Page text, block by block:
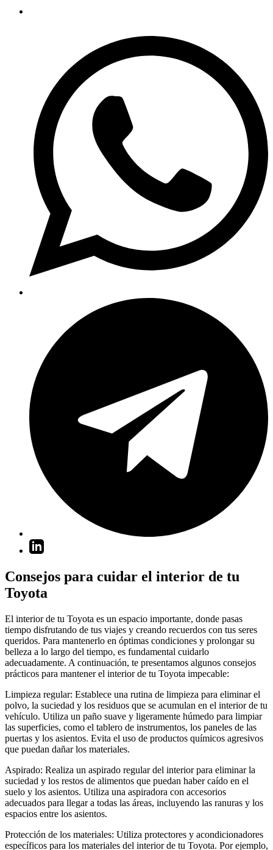
Consejos para cuidar el interior de tu
Toyota
El interior de tu Toyota es un espacio importante, donde pasas
tiempo disfrutando de tus viajes y creando recuerdos con tus seres
queridos. Para mantenerlo en óptimas condiciones y prolongar su
belleza a lo largo del tiempo, es fundamental cuidarlo
adecuadamente. A continuación, te presentamos algunos consejos
prácticos para mantener el interior de tu Toyota impecable:
Limpieza regular: Establece una rutina de limpieza para eliminar el
polvo, la suciedad y los residuos que se acumulan en el interior de tu
vehículo. Utiliza un paño suave y ligeramente húmedo para limpiar
las superficies, como el tablero de instrumentos, los paneles de las
puertas y los asientos. Evita el uso de productos químicos agresivos
que puedan dañar los materiales.
Aspirado: Realiza un aspirado regular del interior para eliminar la
suciedad y los restos de alimentos que puedan haber caído en el
suelo y los asientos. Utiliza una aspiradora con accesorios
adecuados para llegar a todas las áreas, incluyendo las ranuras y los
espacios entre los asientos.
Protección de los materiales: Utiliza protectores y acondicionadores
específicos para los materiales del interior de tu Toyota. Por ejemplo,